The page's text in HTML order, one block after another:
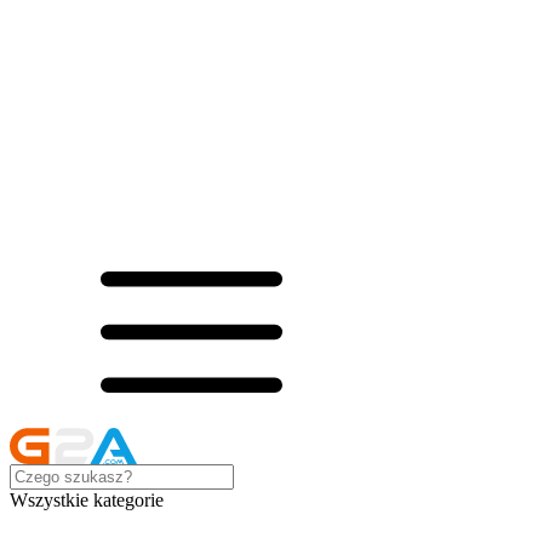
Wszystkie kategorie